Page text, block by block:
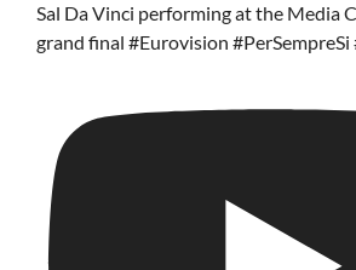
Sal Da Vinci performing at the Media
grand final #Eurovision